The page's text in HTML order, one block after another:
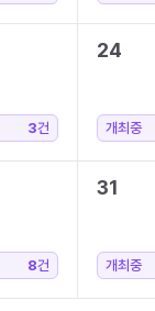
3건
24
개최중
8건
31
개최중